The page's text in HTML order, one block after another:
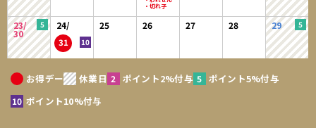
23/
30
24/
31
25 26 27 28 29
お得デー 休業日 ポイント2%付与
ポイント5%付与
ポイント10%付与